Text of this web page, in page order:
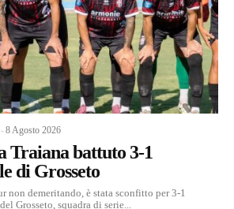
-8 Agosto 2026
Traiana battuto 3-1
di Grosseto
non demeritando, è stata sconfitto per 3-1
Grosseto, squadra di serie...